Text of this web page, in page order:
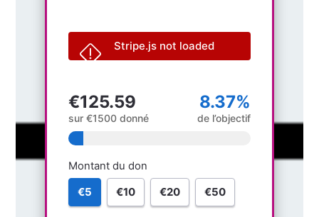
Stripe.js not loaded
€125.59
sur €1500 donné
8.37%
de l’objectif
Montant du don
€5 €10 €20 €50